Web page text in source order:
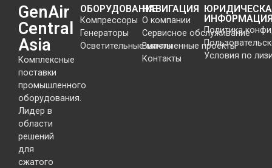
GenAir
Central
Asia
Комплексные
поставки
промышленного
оборудования.
Лидер в
области
решений
для
сжатого
ОБОРУДОВАНИЕ
Компрессоры
Генераторы
Осветительные мачты
НАВИГАЦИЯ
О компании
Сервисное обслуживание
Выполненные проекты
Контакты
Политика
Условия по